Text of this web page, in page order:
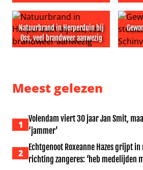
Natuurbrand Herperduin onder
Natuurbrand in Herperduin bij
Oss, veel brandweer aanwezig
Meest gelezen
1
Volendam viert 30 jaar Jan Smit,
‘jammer’
2
Echtgenoot Roxeanne Hazes grijpt
richting zangeres: ‘heb medelijden